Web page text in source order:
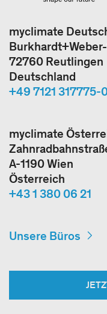
myclimate
72760 Reutlingen
Deutschland
+49 7121 317775-
myclimate
A-1190 Wien
Österreich
+43 1 380 06 21
Unsere Büros